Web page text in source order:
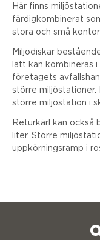
Här finns
färdigkombinerat
stora och små kontor
Miljödiskar
lätt kan kombineras
företagets
större miljöstationer.
större miljöstation i
Returkärl kan också
liter. Större
uppkörningsramp i